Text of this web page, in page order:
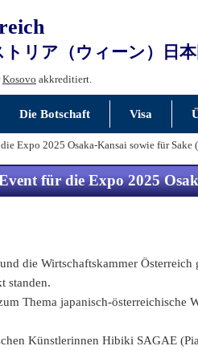
トリア（ウィーン）日
Kosovo akkreditiert.
Die Botschaft Visa
Expo 2025 Osaka-Kansai sowie für Sake
für die Expo 2025
die Wirtschaftskammer
standen.
Thema japanisch-
Künstlerinnen Hibiki SAGAE